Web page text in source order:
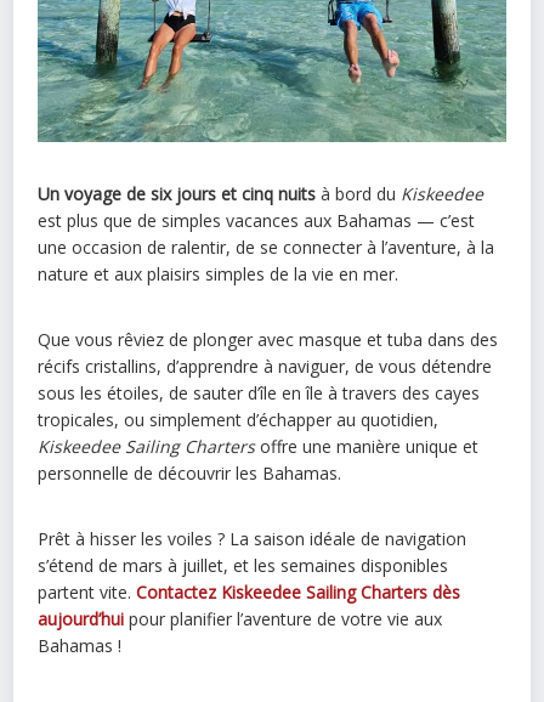
Un voyage de six jours et cinq nuits à bord du Kiskeedee
est plus que de simples vacances aux Bahamas — c’est
une occasion de ralentir, de se connecter à l’aventure, à la
nature et aux plaisirs simples de la vie en mer.
Que vous rêviez de plonger avec masque et tuba dans des
récifs cristallins, d’apprendre à naviguer, de vous détendre
sous les étoiles, de sauter d’île en île à travers des cayes
tropicales, ou simplement d’échapper au quotidien,
Kiskeedee Sailing Chartersoffre une manière unique et
personnelle de découvrir les Bahamas.
Prêt à hisser les voiles ? La saison idéale de navigation
s’étend de mars à juillet, et les semaines disponibles
partent vite.Contactez Kiskeedee Sailing Charters dès
aujourd’hui pour planifier l’aventure de votre vie aux
Bahamas !